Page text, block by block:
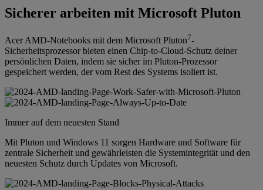
Sicherer arbeiten mit Microsoft Pluton
Acer AMD-Notebooks mit dem Microsoft Pluton7-
Sicherheitsprozessor bieten einen Chip-to-Cloud-Schutz deiner
persönlichen Daten, indem sie sicher im Pluton-Prozessor
gespeichert werden, der vom Rest des Systems isoliert ist.
Immer auf dem neuesten Stand
Mit Pluton und Windows 11 sorgen Hardware und Software für
zentrale Sicherheit und gewährleisten die Systemintegrität und den
neuesten Schutz durch Updates von Microsoft.